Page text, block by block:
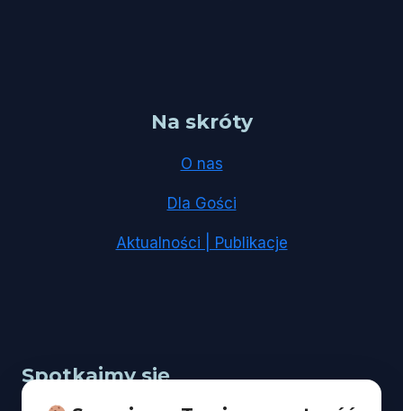
Na skróty
O nas
Dla Gości
Aktualności | Publikacje
Spotkajmy się